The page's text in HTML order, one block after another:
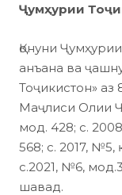
Ҷумҳурии
Қонуни
анъана ва
Тоҷикистон»
Маҷлиси Олии
мод. 428; с.
568; с. 2017, №5,
с.2021, №6,
шавад.